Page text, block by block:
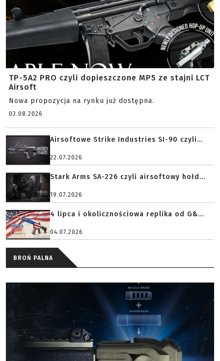
TP-5A2 PRO czyli dopieszczone MP5 ze stajni LCT
Airsoft
Nowa propozycja na rynku już dostępna.
03.08.2026
Airsoftowe Strike Industries SI-90 czyli...
22.07.2026
Stark Arms SA-226 czyli airsoftowy hołd...
19.07.2026
4 lipca i okolicznościowa replika od G&...
04.07.2026
BROŃ PALNA